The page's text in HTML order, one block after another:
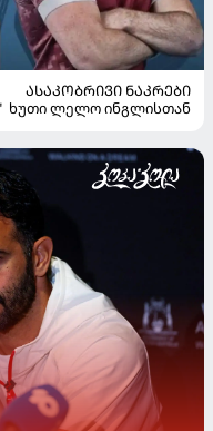
ᲐᲡᲐᲙᲝᲑᲠᲘᲕᲘ ᲜᲐᲙᲠᲔᲑᲘ
ხუთი ლელო ინგლისთან